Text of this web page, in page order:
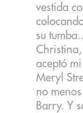
vestida
su
Christina,
aceptó
Meryl
no
Barry. Y